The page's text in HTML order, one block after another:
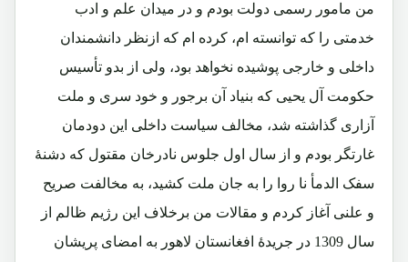
من مامور رسمی دولت بودم و در میدان علم و ادب
خدمتی را که توانسته ام، کرده ام که ازنظر دانشمندان
داخلی و خارجی پوشیده نخواهد بود، ولی از بدو تأسیس
حکومت آل یحیی که بنیاد آن برجور و خود سری و ملت
آزاری گذاشته شد، مخالف سیاست داخلی این دودمان
غارتگر بودم و از سال اول جلوس نادرخان مقتول که دشنۀ
سفک الدمأ نا روا را به جان ملت کشید، به مخالفت صریح
و علنی آغاز کردم و مقالات من برخلاف این رژیم ظالم از
سال 1309 در جریدۀ افغانستان لاهور به امضای پریشان